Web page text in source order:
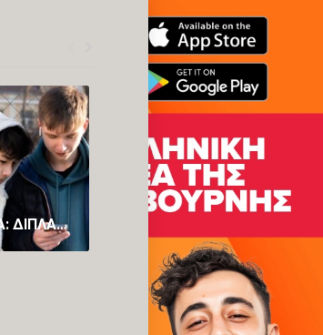
ΑΥΣΤΡΑΛΊΑ: ΔΙΠΛΑΣΙΆΖΕΙ ΤΟ ΠΡΌΣΤΙΜΟ ΓΙΑ ΤΟΥΣ ΑΝΉΛΙΚΟΥΣ ΠΟΥ ΠΑΡΑΒΙΆΖΟΥΝ ΤΟ «BAN» ΣΤΑ SOCIAL MEDIA